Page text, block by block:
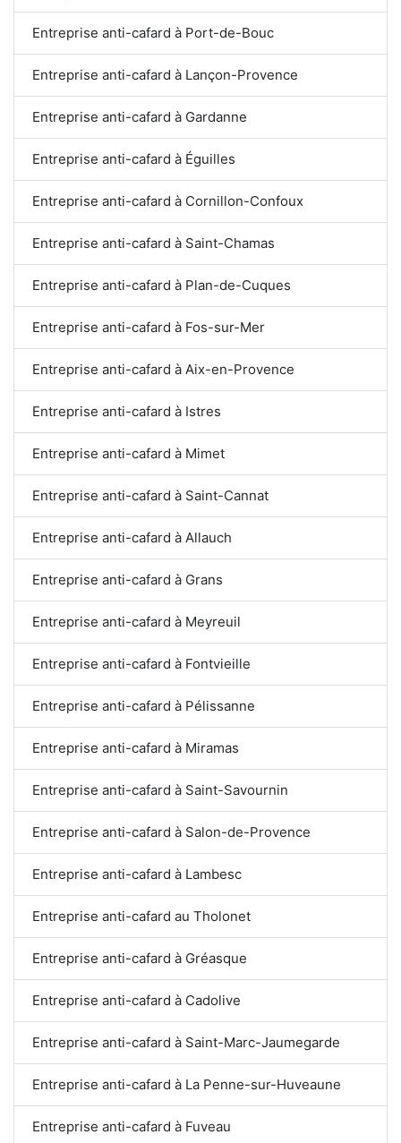
Entreprise anti-cafard à Port-de-Bouc
Entreprise anti-cafard à Lançon-Provence
Entreprise anti-cafard à Gardanne
Entreprise anti-cafard à Éguilles
Entreprise anti-cafard à Cornillon-Confoux
Entreprise anti-cafard à Saint-Chamas
Entreprise anti-cafard à Plan-de-Cuques
Entreprise anti-cafard à Fos-sur-Mer
Entreprise anti-cafard à Aix-en-Provence
Entreprise anti-cafard à Istres
Entreprise anti-cafard à Mimet
Entreprise anti-cafard à Saint-Cannat
Entreprise anti-cafard à Allauch
Entreprise anti-cafard à Grans
Entreprise anti-cafard à Meyreuil
Entreprise anti-cafard à Fontvieille
Entreprise anti-cafard à Pélissanne
Entreprise anti-cafard à Miramas
Entreprise anti-cafard à Saint-Savournin
Entreprise anti-cafard à Salon-de-Provence
Entreprise anti-cafard à Lambesc
Entreprise anti-cafard au Tholonet
Entreprise anti-cafard à Gréasque
Entreprise anti-cafard à Cadolive
Entreprise anti-cafard à Saint-Marc-Jaumegarde
Entreprise anti-cafard à La Penne-sur-Huveaune
Entreprise anti-cafard à Fuveau